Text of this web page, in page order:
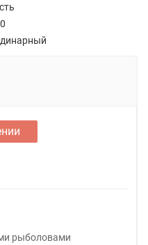
рыболовами